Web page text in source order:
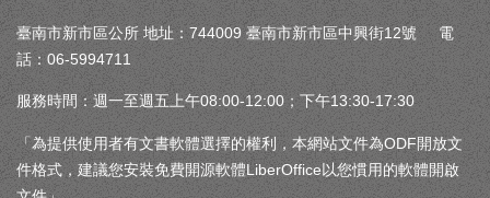
臺南市新市區公所 地址：744009 臺南市新市區中興街12號 電
話：06-5994711
服務時間：週一至週五上午08:00-12:00；下午13:30-17:30
「為提供使用者有文書軟體選擇的權利，本網站文件為ODF開放文
件格式，建議您安裝免費開源軟體LiberOffice以您慣用的軟體開啟